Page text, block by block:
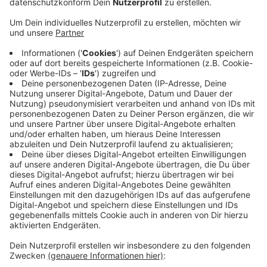
Veröffentlicht:Montag, 13.06.2022 14:34
Anzeige
Morgen wird das Arbeitsgericht über die Verfügung
entscheiden. Die streikenden Pflegekräfte wollen sich
gegen die einstweilige Verfügung wehren und treffen
sich morgen in Bonn zu einer Demo unter dem Motto:
"Tarifvertrag Entlastung, Einstweilige Verfügung
gegen Unterlassung des Streiks". Erst Freitag hatten
die Unikliniken einen Vorschlag im Tarifstreit für
Entlastung vorgelegt.